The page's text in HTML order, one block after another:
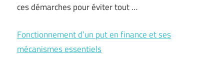
ces démarches pour éviter tout …
Fonctionnement d’un put en finance et ses
mécanismes essentiels